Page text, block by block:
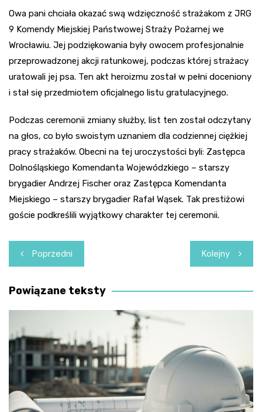
Owa pani chciała okazać swą wdzięczność strażakom z JRG
9 Komendy Miejskiej Państwowej Straży Pożarnej we
Wrocławiu. Jej podziękowania były owocem profesjonalnie
przeprowadzonej akcji ratunkowej, podczas której strażacy
uratowali jej psa. Ten akt heroizmu został w pełni doceniony
i stał się przedmiotem oficjalnego listu gratulacyjnego.
Podczas ceremonii zmiany służby, list ten został odczytany
na głos, co było swoistym uznaniem dla codziennej ciężkiej
pracy strażaków. Obecni na tej uroczystości byli: Zastępca
Dolnośląskiego Komendanta Wojewódzkiego – starszy
brygadier Andrzej Fischer oraz Zastępca Komendanta
Miejskiego – starszy brygadier Rafał Wąsek. Tak prestiżowi
goście podkreślili wyjątkowy charakter tej ceremonii.
Nawigacja
wpisu
Poprzedni Kolejny
Powiązane teksty